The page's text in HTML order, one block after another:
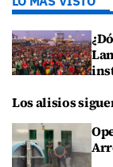
Los alisios